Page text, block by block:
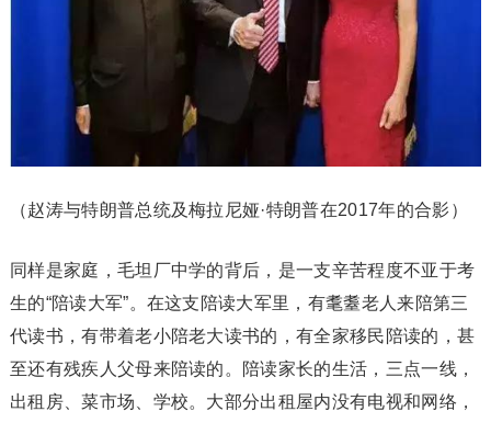
（赵涛与特朗普总统及梅拉尼娅·特朗普在2017年的合影）
同样是家庭，毛坦厂中学的背后，是一支辛苦程度不亚于考
生的“陪读大军”。在这支陪读大军里，有耄耋老人来陪第三
代读书，有带着老小陪老大读书的，有全家移民陪读的，甚
至还有残疾人父母来陪读的。陪读家长的生活，三点一线，
出租房、菜市场、学校。大部分出租屋内没有电视和网络，